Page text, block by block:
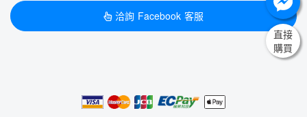
洽詢 Facebook 客服
直接
購買